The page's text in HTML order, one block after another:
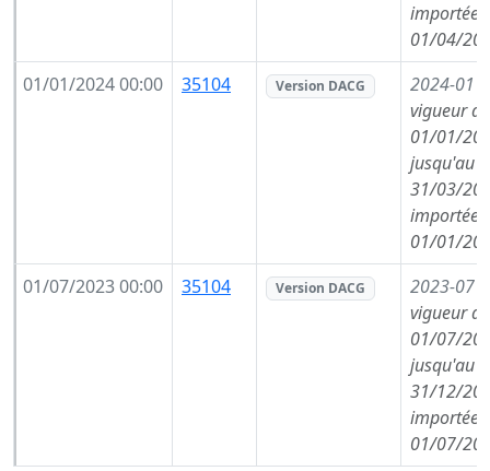
importée
01/04/
01/01/2024 00:00
35104 Version DACG 2024-01
vigueur
01/01/
jusqu'au
31/03/
importée
01/01/
01/07/2023 00:00
35104 Version DACG 2023-07
vigueur
01/07/
jusqu'au
31/12/
importée
01/07/